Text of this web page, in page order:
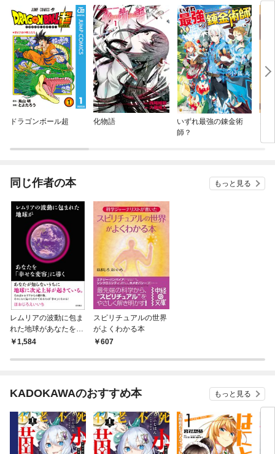
ドラゴンボール超 化物語
いずれ最強の錬金術
師？
同じ作者の本 もっと見る
レムリアの波動に包ま
れた地球があなたを
「幸せな変容」に導く
1,584
スピリチュアルの世界
がよくわかる本
607
KADOKAWAのおすすめ本 もっと見る